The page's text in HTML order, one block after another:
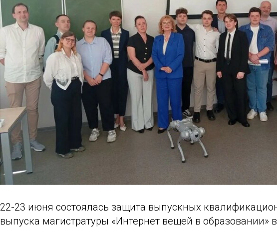
22-23 июня состоялась защита выпускных
выпуска магистратуры «Интернет вещей в образовании»